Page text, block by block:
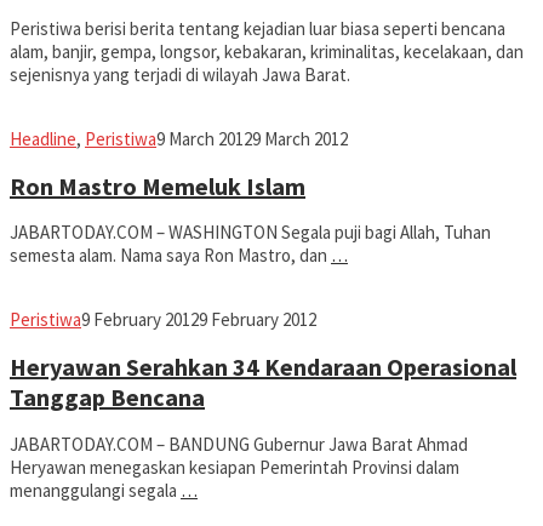
Peristiwa berisi berita tentang kejadian luar biasa seperti bencana
alam, banjir, gempa, longsor, kebakaran, kriminalitas, kecelakaan, dan
sejenisnya yang terjadi di wilayah Jawa Barat.
Headline, Peristiwafahruszf
9 March 20129 March 2012
Ron Mastro Memeluk Islam
JABARTODAY.COM – WASHINGTON Segala puji bagi Allah, Tuhan
semesta alam. Nama saya Ron Mastro, dan …
Peristiwafahruszf
9 February 20129 February 2012
Heryawan Serahkan 34 Kendaraan Operasional
Tanggap Bencana
JABARTODAY.COM – BANDUNG Gubernur Jawa Barat Ahmad
Heryawan menegaskan kesiapan Pemerintah Provinsi dalam
menanggulangi segala …